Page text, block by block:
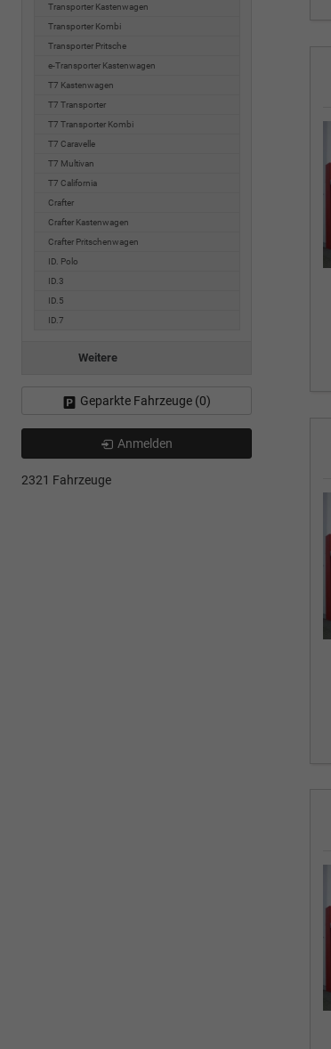
Transporter Kastenwagen
Transporter Kombi
Transporter Pritsche
e-Transporter Kastenwagen
T7 Kastenwagen
T7 Transporter
T7 Transporter Kombi
T7 Caravelle
T7 Multivan
T7 California
Crafter
Crafter Kastenwagen
Crafter Pritschenwagen
ID. Polo
ID.3
ID.5
ID.7
Weitere
Geparkte Fahrzeuge (0)
Anmelden
2321 Fahrzeuge